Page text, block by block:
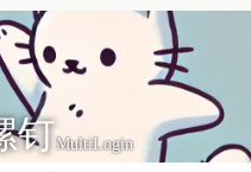
钉MultiLogin